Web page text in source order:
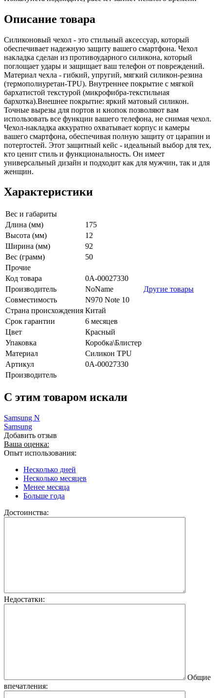
Описание товара
Силиконовый чехол - это стильный аксессуар, который
обеспечивает надежную защиту вашего смартфона. Чехол
накладка сделан из противоударного силикона, который
поглощает удары и защищает ваш телефон от повреждений.
Материал чехла - гибкий, упругий, мягкий силикон-резина
(термополиуретан-TPU). Внутреннее покрытие с мягкой
бархатистой текстурой (микрофибра-текстильная
бархотка).Внешнее покрытие: яркий матовый силикон.
Точные вырезы для портов и кнопок позволяют вам
использовать все функции вашего телефона, не снимая чехол.
Чехол-накладка аккуратно охватывает корпус и камеры
вашего смартфона, обеспечивая полную защиту от царапин и
потертостей. Этот защитный кейс - идеальный выбор для тех,
кто ценит стиль и функциональность. Он имеет
универсальный дизайн и подходит как для мужчин, так и для
женщин.
Характеристики
Вес и габариты
Длина (мм)
175
Высота (мм)
12
Ширина (мм)
92
Вес (грамм)
50
Прочие
Код товара
0А-00027330
Производитель
NoName
Другие товары
Совместимость
N970 Note 10
Страна происхождения Китай
Срок гарантии
6 месяцев
Цвет
Красный
Упаковка
Коробка\Блистер
Материал
Силикон TPU
Артикул
0А-00027330
Производитель
C этим товаром искали
Samsung N
Samsung
Добавить отзыв
Ваша оценка:
Опыт использования:
Несколько дней
Несколько месяцев
Менее месяца
Больше года
Достоинства:
Недостатки:
Общие
впечатления: